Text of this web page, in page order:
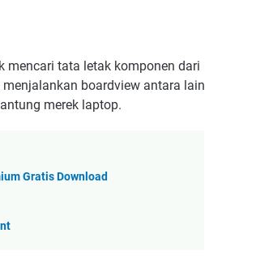
mencari tata letak komponen dari
boardview antara lain
merek laptop.
Gratis Download